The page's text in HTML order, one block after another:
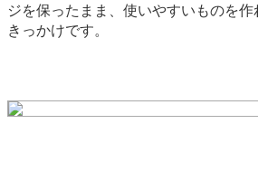
ジを保ったまま、使いやすいものを
きっかけです。